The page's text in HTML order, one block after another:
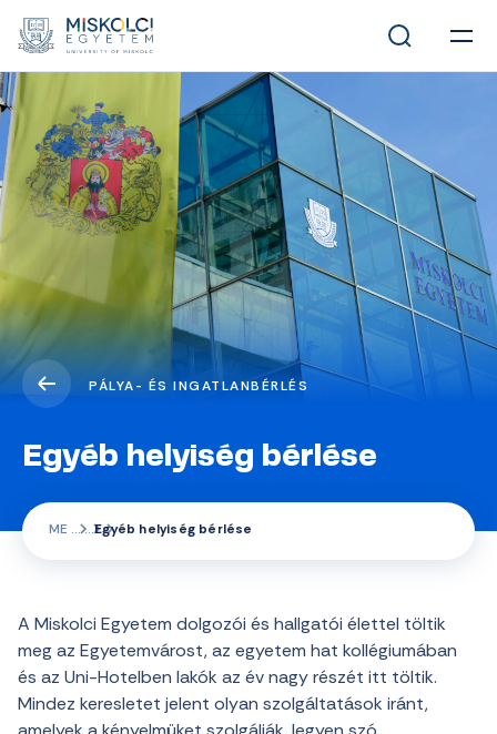
PÁLYA- ÉS INGATLANBÉRLÉS
Egyéb helyiség bérlése
ME Egyéb helyiség bérlése
A Miskolci Egyetem dolgozói és hallgatói élettel töltik
meg az Egyetemvárost, az egyetem hat kollégiumában
és az Uni-Hotelben lakók az év nagy részét itt töltik.
Mindez keresletet jelent olyan szolgáltatások iránt,